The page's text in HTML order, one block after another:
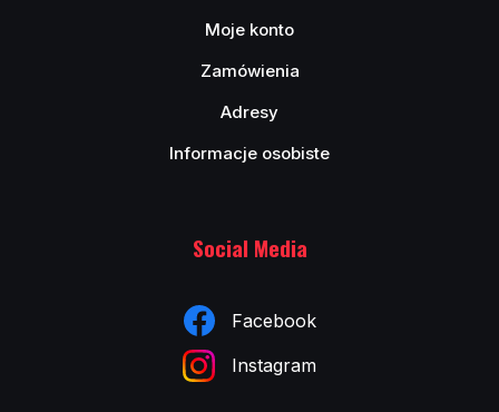
Moje konto
Zamówienia
Adresy
Informacje osobiste
Social Media
Facebook
Instagram